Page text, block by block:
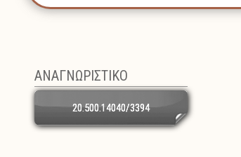
ΑΝΑΓΝΩΡΙΣΤΙΚΟ
20.500.14040/3394